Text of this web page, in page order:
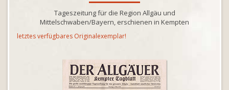
Tageszeitung für die Region Allgäu und
Mittelschwaben/Bayern, erschienen in Kempten
letztes verfügbares Originalexemplar!